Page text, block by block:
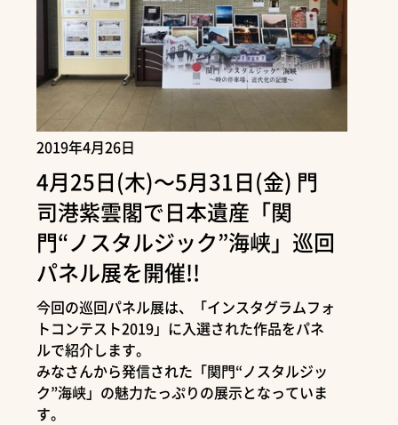
2019年4月26日
4月25日(木)～5月31日(金) 門
司港紫雲閣で日本遺産「関
門“ノスタルジック”海峡」巡回
パネル展を開催!!
今回の巡回パネル展は、「インスタグラムフォ
トコンテスト2019」に入選された作品をパネ
ルで紹介します。
みなさんから発信された「関門“ノスタルジッ
ク”海峡」の魅力たっぷりの展示となっていま
す。